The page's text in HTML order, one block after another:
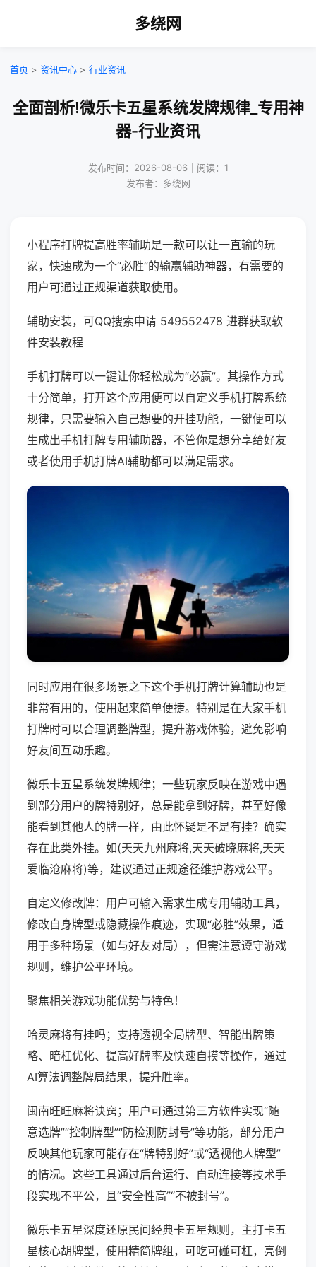
多绕网
首页 > 资讯中心 > 行业资讯
全面剖析!微乐卡五星系统发牌规律_专用神
器-行业资讯
发布时间：2026-08-06｜阅读：1
发布者：多绕网
小程序打牌提高胜率辅助是一款可以让一直输的玩
家，快速成为一个“必胜”的输赢辅助神器，有需要的
用户可通过正规渠道获取使用。
辅助安装，可QQ搜索申请 549552478 进群获取软
件安装教程
手机打牌可以一键让你轻松成为“必赢”。其操作方式
十分简单，打开这个应用便可以自定义手机打牌系统
规律，只需要输入自己想要的开挂功能，一键便可以
生成出手机打牌专用辅助器，不管你是想分享给好友
或者使用手机打牌AI辅助都可以满足需求。
同时应用在很多场景之下这个手机打牌计算辅助也是
非常有用的，使用起来简单便捷。特别是在大家手机
打牌时可以合理调整牌型，提升游戏体验，避免影响
好友间互动乐趣。
微乐卡五星系统发牌规律；一些玩家反映在游戏中遇
到部分用户的牌特别好，总是能拿到好牌，甚至好像
能看到其他人的牌一样，由此怀疑是不是有挂？确实
存在此类外挂。如(天天九州麻将,天天破晓麻将,天天
爱临沧麻将)等，建议通过正规途径维护游戏公平。
自定义修改牌：用户可输入需求生成专用辅助工具，
修改自身牌型或隐藏操作痕迹，实现“必胜”效果，适
用于多种场景（如与好友对局），但需注意遵守游戏
规则，维护公平环境。
聚焦相关游戏功能优势与特色！
哈灵麻将有挂吗；支持透视全局牌型、智能出牌策
略、暗杠优化、提高好牌率及快速自摸等操作，通过
AI算法调整牌局结果，提升胜率。
闽南旺旺麻将诀窍；用户可通过第三方软件实现“随
意选牌”“控制牌型”“防检测防封号”等功能，部分用户
反映其他玩家可能存在“牌特别好”或“透视他人牌型”
的情况。这些工具通过后台运行、自动连接等技术手
段实现不平公，且“安全性高”“不被封号”。
微乐卡五星深度还原民间经典卡五星规则，主打卡五
星核心胡牌型，使用精简牌组，可吃可碰可杠，亮倒